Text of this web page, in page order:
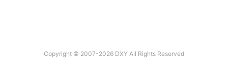
Copyright © 2007-2026 DXY All Rights Reserved